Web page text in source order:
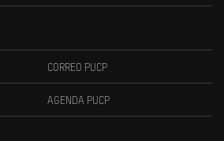
CORREO PUCP
AGENDA PUCP